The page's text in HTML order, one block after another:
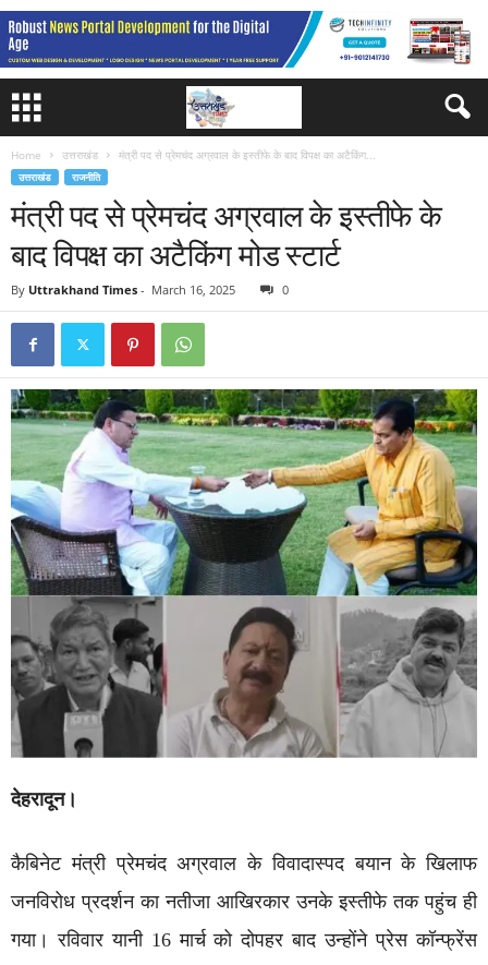
Home उत्तराखंड मंत्री पद से प्रेमचंद अग्रवाल के इस्तीफे के बाद विपक्ष का अटैकिंग...
उत्तराखंड राजनीति
मंत्री पद से प्रेमचंद अग्रवाल के इस्तीफे के
बाद विपक्ष का अटैकिंग मोड स्टार्ट
By Uttrakhand Times - March 16, 2025 0
देहरादून।
कैबिनेट मंत्री प्रेमचंद अग्रवाल के विवादास्पद बयान के खिलाफ
जनविरोध प्रदर्शन का नतीजा आखिरकार उनके इस्तीफे तक पहुंच ही
गया। रविवार यानी 16 मार्च को दोपहर बाद उन्होंने प्रेस कॉन्फ्रेंस